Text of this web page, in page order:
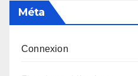
Méta
Connexion